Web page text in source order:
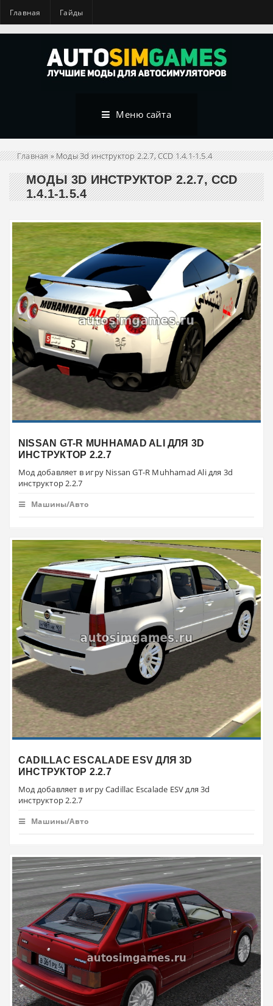
Главная Гайды
Меню сайта
Главная» Моды 3d инструктор 2.2.7, CCD 1.4.1-1.5.4
МОДЫ 3D ИНСТРУКТОР 2.2.7, CCD
1.4.1-1.5.4
NISSAN GT-R MUHHAMAD ALI ДЛЯ 3D
ИНСТРУКТОР 2.2.7
Мод добавляет в игру Nissan GT-R Muhhamad Ali для 3d
инструктор 2.2.7
Машины/Авто
CADILLAC ESCALADE ESV ДЛЯ 3D
ИНСТРУКТОР 2.2.7
Мод добавляет в игру Cadillac Escalade ESV для 3d
инструктор 2.2.7
Машины/Авто